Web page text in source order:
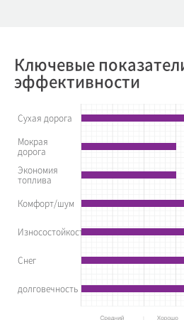
Ключевые
эффективности
Сухая дорога
Мокрая
дорога
Экономия
топлива
Комфорт/шум
Износостойкость
Снег
долговечность